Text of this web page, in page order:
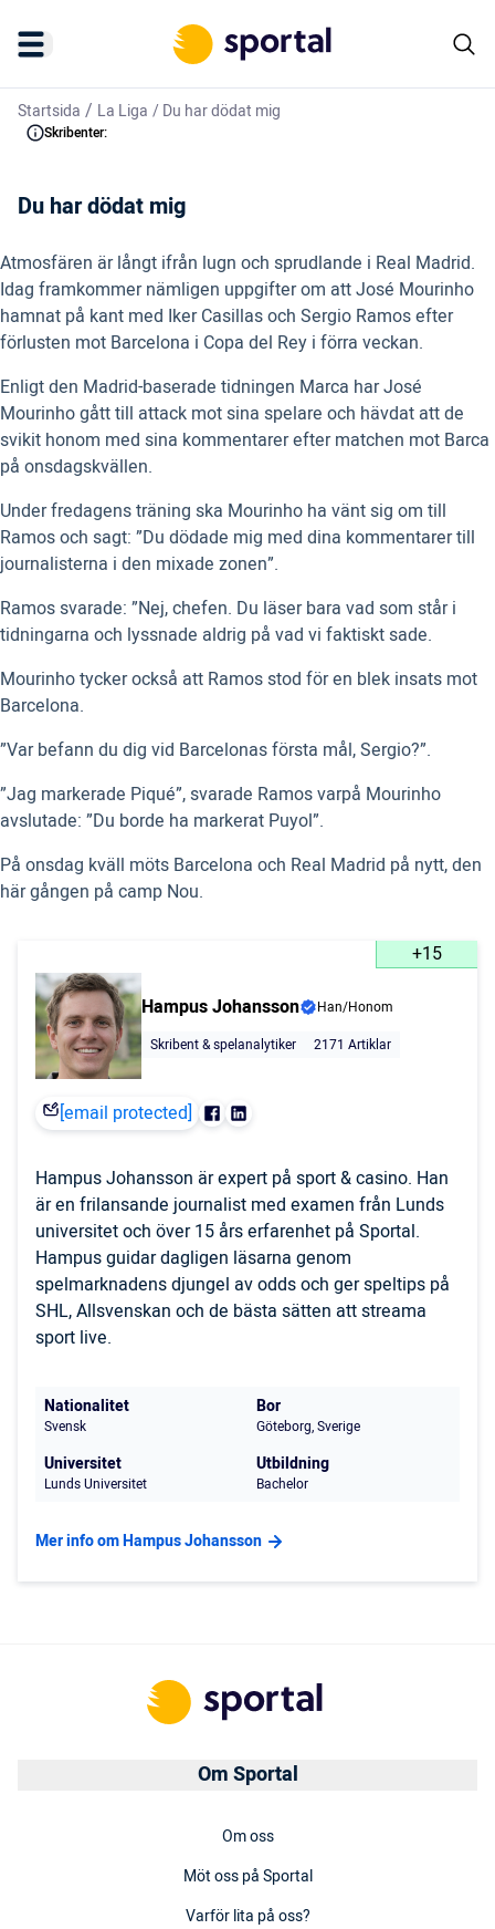
Startsida / La Liga /Du har dödat mig
Skribenter:
Du har dödat mig
Atmosfären är långt ifrån lugn och sprudlande i Real Madrid.
Idag framkommer nämligen uppgifter om att José Mourinho
hamnat på kant med Iker Casillas och Sergio Ramos efter
förlusten mot Barcelona i Copa del Rey i förra veckan.
Enligt den Madrid-baserade tidningen Marca har José
Mourinho gått till attack mot sina spelare och hävdat att de
svikit honom med sina kommentarer efter matchen mot Barca
på onsdagskvällen.
Under fredagens träning ska Mourinho ha vänt sig om till
Ramos och sagt: ”Du dödade mig med dina kommentarer till
journalisterna i den mixade zonen”.
Ramos svarade: ”Nej, chefen. Du läser bara vad som står i
tidningarna och lyssnade aldrig på vad vi faktiskt sade.
Mourinho tycker också att Ramos stod för en blek insats mot
Barcelona.
”Var befann du dig vid Barcelonas första mål, Sergio?”.
”Jag markerade Piqué”, svarade Ramos varpå Mourinho
avslutade: ”Du borde ha markerat Puyol”.
På onsdag kväll möts Barcelona och Real Madrid på nytt, den
här gången på camp Nou.
+15
Hampus Johansson
Han/Honom
Skribent & spelanalytiker
2171 Artiklar
[email protected]
Hampus Johansson är expert på sport & casino. Han
är en frilansande journalist med examen från Lunds
universitet och över 15 års erfarenhet på Sportal.
Hampus guidar dagligen läsarna genom
spelmarknadens djungel av odds och ger speltips på
SHL, Allsvenskan och de bästa sätten att streama
sport live.
Nationalitet
Svensk
Bor
Göteborg, Sverige
Universitet
Lunds Universitet
Utbildning
Bachelor
Mer info om Hampus Johansson
Om Sportal
Om oss
Möt oss på Sportal
Varför lita på oss?